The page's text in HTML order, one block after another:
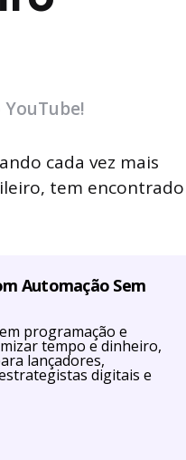
YouTube!
cada vez mais
tem encontrado
Automação Sem
programação e
tempo e dinheiro,
lançadores,
digitais e